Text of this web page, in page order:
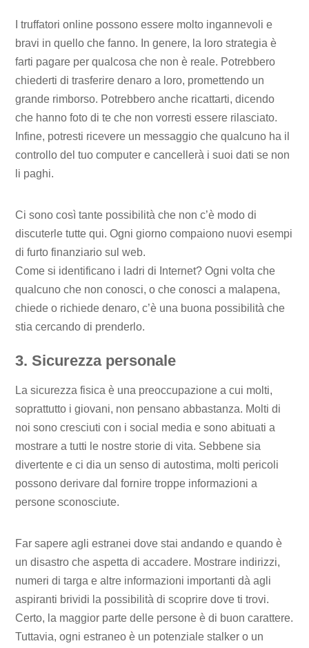
I truffatori online possono essere molto ingannevoli e
bravi in ​​quello che fanno. In genere, la loro strategia è
farti pagare per qualcosa che non è reale. Potrebbero
chiederti di trasferire denaro a loro, promettendo un
grande rimborso. Potrebbero anche ricattarti, dicendo
che hanno foto di te che non vorresti essere rilasciato.
Infine, potresti ricevere un messaggio che qualcuno ha il
controllo del tuo computer e cancellerà i suoi dati se non
li paghi.
Ci sono così tante possibilità che non c’è modo di
discuterle tutte qui. Ogni giorno compaiono nuovi esempi
di furto finanziario sul web.
Come si identificano i ladri di Internet? Ogni volta che
qualcuno che non conosci, o che conosci a malapena,
chiede o richiede denaro, c’è una buona possibilità che
stia cercando di prenderlo.
3. Sicurezza personale
La sicurezza fisica è una preoccupazione a cui molti,
soprattutto i giovani, non pensano abbastanza. Molti di
noi sono cresciuti con i social media e sono abituati a
mostrare a tutti le nostre storie di vita. Sebbene sia
divertente e ci dia un senso di autostima, molti pericoli
possono derivare dal fornire troppe informazioni a
persone sconosciute.
Far sapere agli estranei dove stai andando e quando è
un disastro che aspetta di accadere. Mostrare indirizzi,
numeri di targa e altre informazioni importanti dà agli
aspiranti brividi la possibilità di scoprire dove ti trovi.
Certo, la maggior parte delle persone è di buon carattere.
Tuttavia, ogni estraneo è un potenziale stalker o un